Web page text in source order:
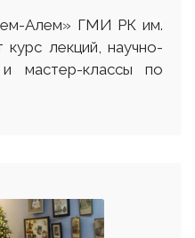
Алем» ГМИ РК им.
курс лекций, научно-
и мастер-классы по